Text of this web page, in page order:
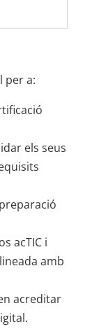
per a:
els seus
acTIC i
amb
acreditar